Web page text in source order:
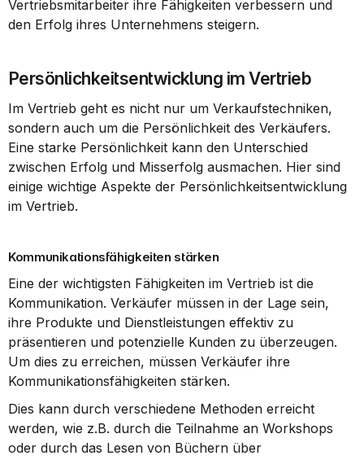
Vertriebsmitarbeiter ihre Fähigkeiten verbessern und
den Erfolg ihres Unternehmens steigern.
Persönlichkeitsentwicklung im Vertrieb
Im Vertrieb geht es nicht nur um Verkaufstechniken,
sondern auch um die Persönlichkeit des Verkäufers.
Eine starke Persönlichkeit kann den Unterschied
zwischen Erfolg und Misserfolg ausmachen. Hier sind
einige wichtige Aspekte der Persönlichkeitsentwicklung
im Vertrieb.
Kommunikationsfähigkeiten stärken
Eine der wichtigsten Fähigkeiten im Vertrieb ist die
Kommunikation. Verkäufer müssen in der Lage sein,
ihre Produkte und Dienstleistungen effektiv zu
präsentieren und potenzielle Kunden zu überzeugen.
Um dies zu erreichen, müssen Verkäufer ihre
Kommunikationsfähigkeiten stärken.
Dies kann durch verschiedene Methoden erreicht
werden, wie z.B. durch die Teilnahme an Workshops
oder durch das Lesen von Büchern über